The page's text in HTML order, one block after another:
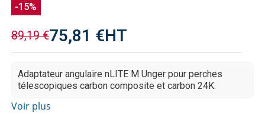
-15%
89,19 €75,81 €HT
Adaptateur angulaire nLITE M Unger pour perches
télescopiques carbon composite et carbon 24K.
Voir plus